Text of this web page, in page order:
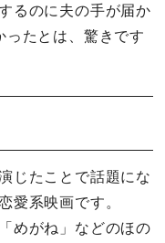
るのに夫の手が届か
ったとは、驚きです
じたことで話題にな
愛系映画です。
めがね」などのほの